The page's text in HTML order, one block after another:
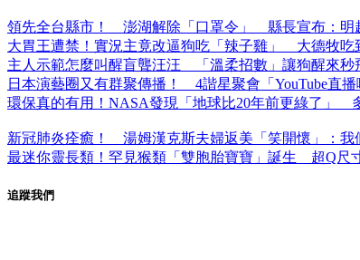
領先全台縣市！ 澎湖解除「口罩令」 縣長宣布：明
大胃王遭禁！實況主竟改逼狗吃「辣子雞」 大德牧吃
主人示範怎麼叫醒盲聾汪汪 「溫柔招數」讓狗醒來秒
日本演藝圈又有群聚傳播！ 4諧星聚會「YouTube直
環保真的有用！NASA發現「地球比20年前更綠了」
新冠肺炎痊癒！ 湯姆漢克斯夫婦返美「笑開懷」：我
最迷你靈長類！罕見猴類「雙胞胎寶寶」誕生 超Q尺
追蹤我們